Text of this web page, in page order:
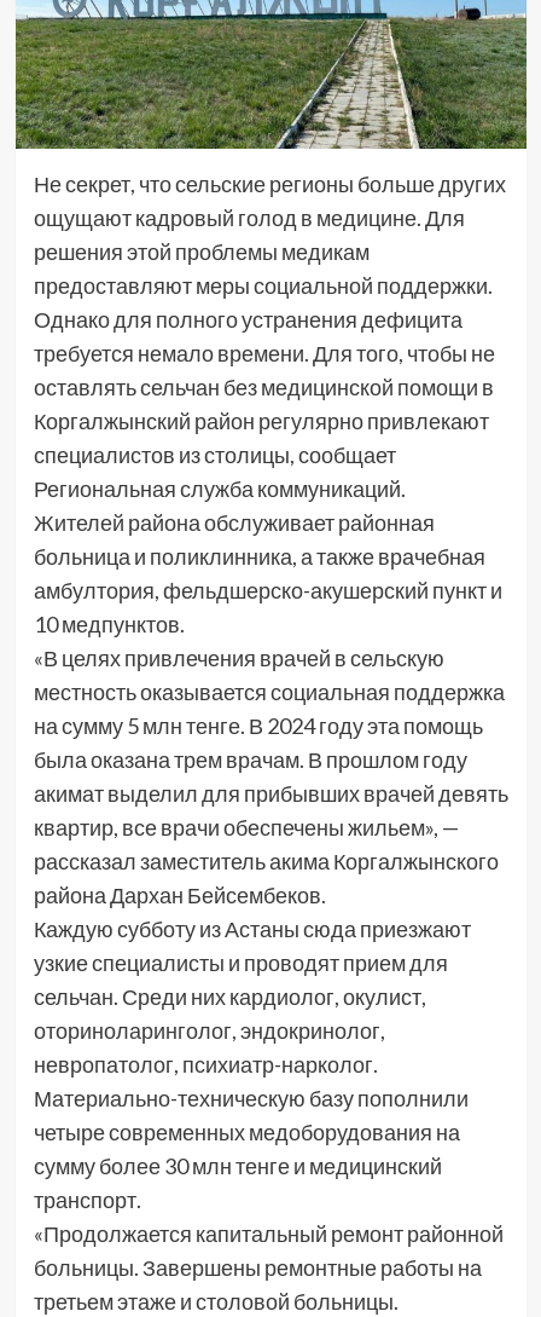
Не секрет, что сельские регионы больше других
ощущают кадровый голод в медицине. Для
решения этой проблемы медикам
предоставляют меры социальной поддержки.
Однако для полного устранения дефицита
требуется немало времени. Для того, чтобы не
оставлять сельчан без медицинской помощи в
Коргалжынский район регулярно привлекают
специалистов из столицы, сообщает
Региональная служба коммуникаций.
Жителей района обслуживает районная
больница и поликлинника, а также врачебная
амбултория, фельдшерско-акушерский пункт и
10 медпунктов.
«В целях привлечения врачей в сельскую
местность оказывается социальная поддержка
на сумму 5 млн тенге. В 2024 году эта помощь
была оказана трем врачам. В прошлом году
акимат выделил для прибывших врачей девять
квартир, все врачи обеспечены жильем», —
рассказал заместитель акима Коргалжынского
района Дархан Бейсембеков.
Каждую субботу из Астаны сюда приезжают
узкие специалисты и проводят прием для
сельчан. Среди них кардиолог, окулист,
оториноларинголог, эндокринолог,
невропатолог, психиатр-нарколог.
Материально-техническую базу пополнили
четыре современных медоборудования на
сумму более 30 млн тенге и медицинский
транспорт.
«Продолжается капитальный ремонт районной
больницы. Завершены ремонтные работы на
третьем этаже и столовой больницы.